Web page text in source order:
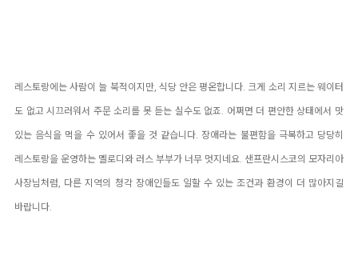
레스토랑에는 사람이 늘 북적이지만, 식당 안은 평온합니다. 크게 소리 지르는 웨이터
도 없고 시끄러워서 주문 소리를 못 듣는 실수도 없죠. 어쩌면 더 편안한 상태에서 맛
있는 음식을 먹을 수 있어서 좋을 것 같습니다. 장애라는 불편함을 극복하고 당당히
레스토랑을 운영하는 멜로디와 러스 부부가 너무 멋지네요. 샌프란시스코의 모자리아
사장님처럼, 다른 지역의 청각 장애인들도 일할 수 있는 조건과 환경이 더 많아지길
바랍니다.